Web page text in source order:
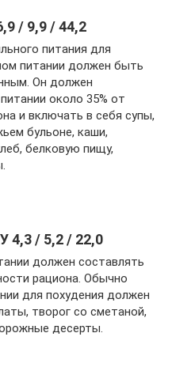
/ 9,9 / 44,2
питания для
питании должен быть
Он должен
около 35% от
и включать в себя супы,
бульоне, каши,
белковую пищу,
4,3 / 5,2 / 22,0
должен составлять
рациона. Обычно
для похудения должен
творог со сметаной,
десерты.